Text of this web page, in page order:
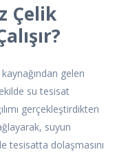
Çelik
gelen
su tesisat
gerçekleştirdikten
suyun
tesisatta dolaşmasını